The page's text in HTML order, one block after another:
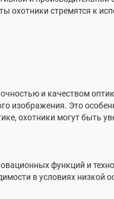
охотники стремятся к
и качеством
изображения. Это
охотники могут быть
функций и
в условиях